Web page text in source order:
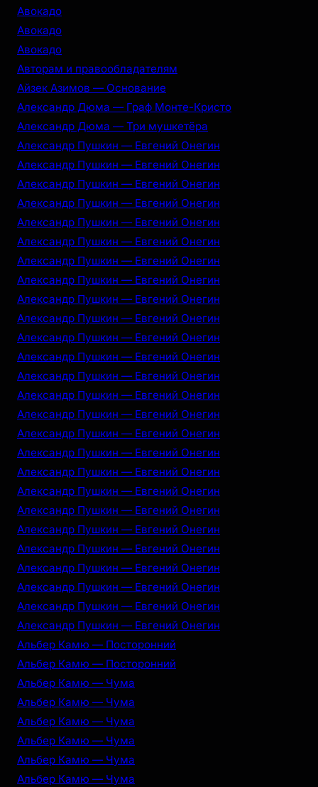
Авокадо
Авокадо
Авокадо
Авторам и правообладателям
Айзек Азимов — Основание
Александр Дюма — Граф Монте-Кристо
Александр Дюма — Три мушкетёра
Александр Пушкин — Евгений Онегин
Александр Пушкин — Евгений Онегин
Александр Пушкин — Евгений Онегин
Александр Пушкин — Евгений Онегин
Александр Пушкин — Евгений Онегин
Александр Пушкин — Евгений Онегин
Александр Пушкин — Евгений Онегин
Александр Пушкин — Евгений Онегин
Александр Пушкин — Евгений Онегин
Александр Пушкин — Евгений Онегин
Александр Пушкин — Евгений Онегин
Александр Пушкин — Евгений Онегин
Александр Пушкин — Евгений Онегин
Александр Пушкин — Евгений Онегин
Александр Пушкин — Евгений Онегин
Александр Пушкин — Евгений Онегин
Александр Пушкин — Евгений Онегин
Александр Пушкин — Евгений Онегин
Александр Пушкин — Евгений Онегин
Александр Пушкин — Евгений Онегин
Александр Пушкин — Евгений Онегин
Александр Пушкин — Евгений Онегин
Александр Пушкин — Евгений Онегин
Александр Пушкин — Евгений Онегин
Александр Пушкин — Евгений Онегин
Александр Пушкин — Евгений Онегин
Альбер Камю — Посторонний
Альбер Камю — Посторонний
Альбер Камю — Чума
Альбер Камю — Чума
Альбер Камю — Чума
Альбер Камю — Чума
Альбер Камю — Чума
Альбер Камю — Чума